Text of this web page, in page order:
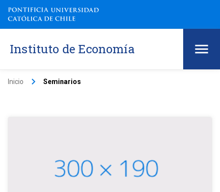
Instituto de Economía
Inicio keyboard_arrow_right Seminarios